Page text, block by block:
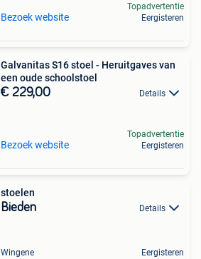
Bezoek website
Topadvertentie
Eergisteren
Galvanitas S16 stoel - Heruitgaves van
een oude schoolstoel
€ 229,00 Details
Bezoek website
Topadvertentie
Eergisteren
stoelen
Bieden Details
Wingene Eergisteren